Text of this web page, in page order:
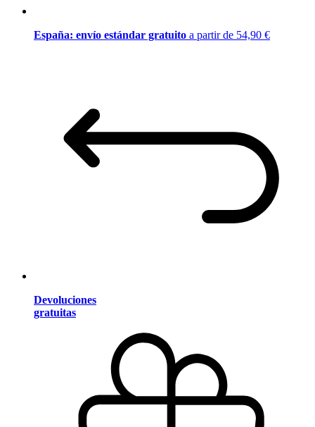
España: envío estándar gratuito a partir de 54,90 €
Devoluciones
gratuitas